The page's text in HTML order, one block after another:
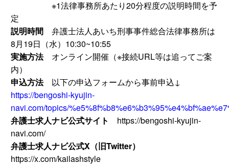
※1法律事務所あたり20分程度の説明時間を予
定
説明時間弁護士法人あいち刑事事件総合法律事務所は
8月19日（水）10:30~10:55
実施方法オンライン開催（※接続URL等は追ってご案
内）
申込方法以下の申込フォームから事前申込↓
https://bengoshi-kyujin-
navi.com/topics/
弁護士求人ナビ公式サイト
https://bengoshi-kyujin-
navi.com/
弁護士求人ナビ公式X（旧Twitter）
https://x.com/kailashstyle